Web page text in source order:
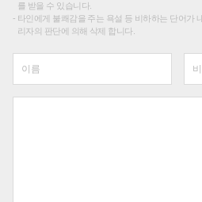
를 받을 수 있습니다.
타인에게 불쾌감을 주는 욕설 등 비하하는 단어가
리자의 판단에 의해 삭제 합니다.